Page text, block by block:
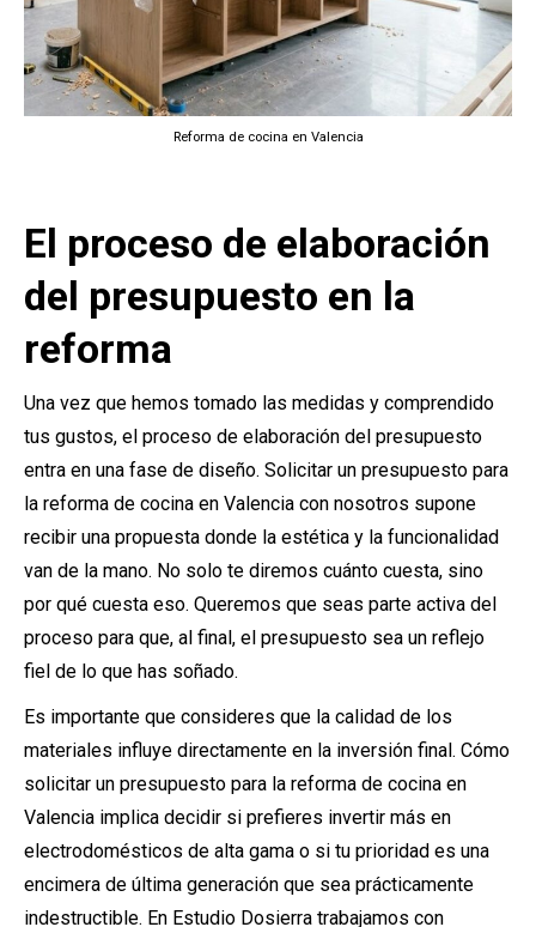
Reforma de cocina en Valencia
El proceso de elaboración
del presupuesto en la
reforma
Una vez que hemos tomado las medidas y comprendido
tus gustos, el proceso de elaboración del presupuesto
entra en una fase de diseño. Solicitar un presupuesto para
la reforma de cocina en Valencia con nosotros supone
recibir una propuesta donde la estética y la funcionalidad
van de la mano. No solo te diremos cuánto cuesta, sino
por qué cuesta eso. Queremos que seas parte activa del
proceso para que, al final, el presupuesto sea un reflejo
fiel de lo que has soñado.
Es importante que consideres que la calidad de los
materiales influye directamente en la inversión final. Cómo
solicitar un presupuesto para la reforma de cocina en
Valencia implica decidir si prefieres invertir más en
electrodomésticos de alta gama o si tu prioridad es una
encimera de última generación que sea prácticamente
indestructible. En Estudio Dosierra trabajamos con